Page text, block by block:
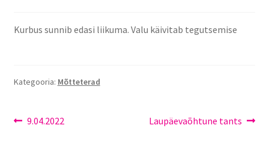
Kurbus sunnib edasi liikuma. Valu käivitab tegutsemise
Kategooria: Mõtteterad
9.04.2022 Laupäevaõhtune tants